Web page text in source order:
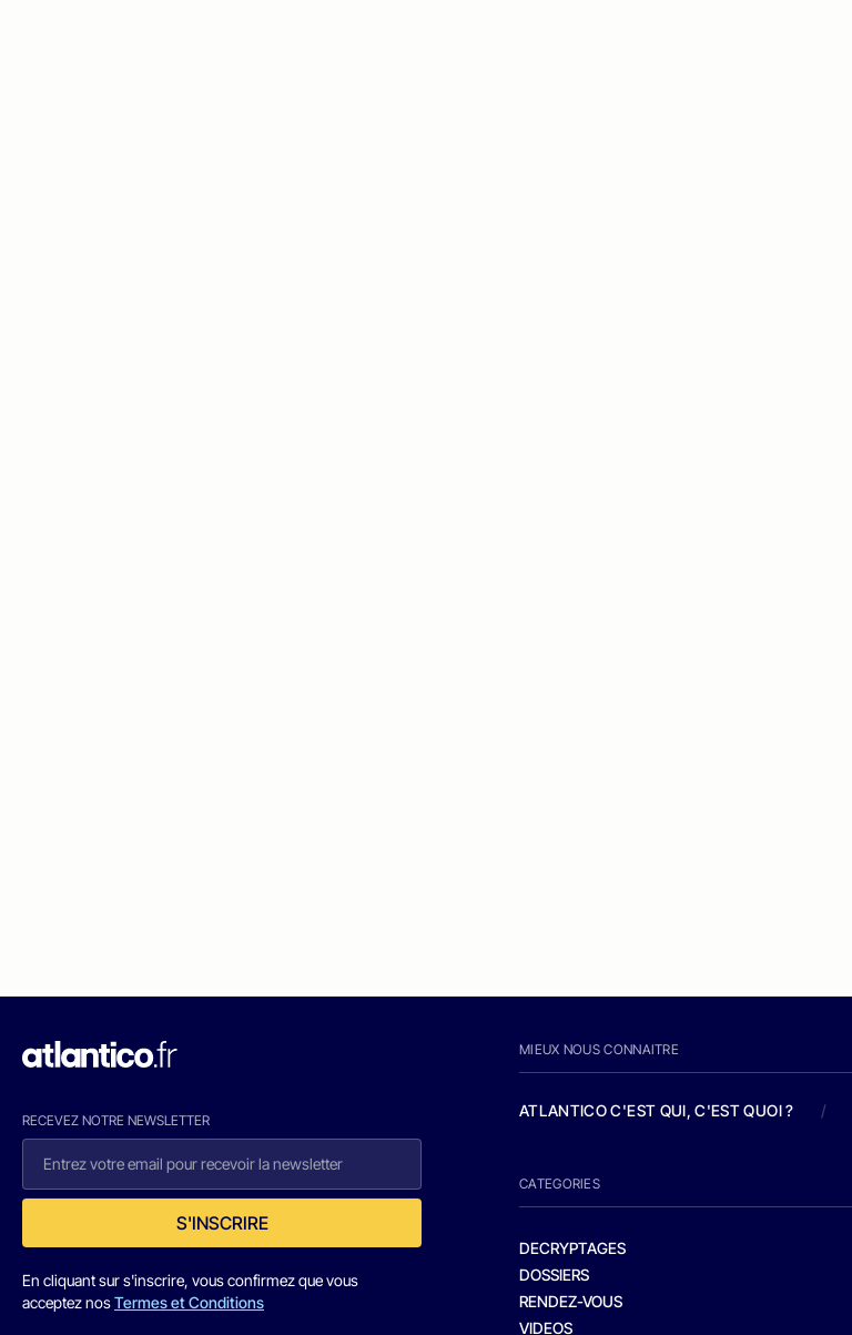
RECEVEZ NOTRE NEWSLETTER
S'INSCRIRE
En cliquant sur s'inscrire, vous confirmez que vous
acceptez nosTermes et Conditions
MIEUX NOUS CONNAITRE
ATLANTICO C'EST QUI, C'EST QUOI ? /
CATEGORIES
DECRYPTAGES
DOSSIERS
RENDEZ-VOUS
VIDEOS